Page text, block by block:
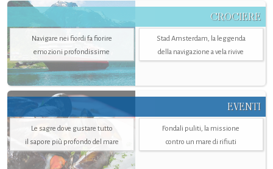
CROCIERE
Navigare nei fiordi fa fiorire
emozioni profondissime
Stad Amsterdam, la leggenda
della navigazione a vela rivive
EVENTI
Le sagre dove gustare tutto
il sapore più profondo del mare
Fondali puliti, la missione
contro un mare di rifiuti